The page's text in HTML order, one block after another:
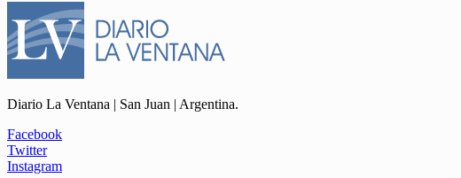
Diario La Ventana | San Juan | Argentina.
Facebook
Twitter
Instagram